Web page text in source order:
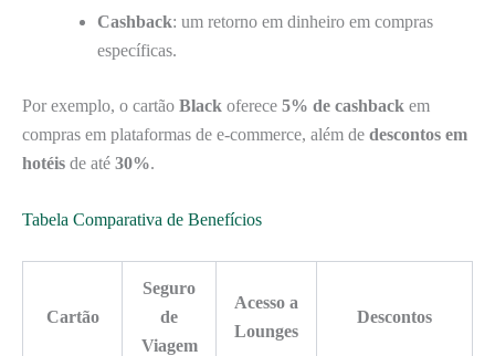
Cashback: um retorno em dinheiro em compras
específicas.
Por exemplo, o cartão Black oferece 5% de cashback em
compras em plataformas de e-commerce, além de descontos em
hotéis de até 30%.
Tabela Comparativa de Benefícios
Cartão
Seguro
de
Viagem
Acesso a
Lounges
Descontos